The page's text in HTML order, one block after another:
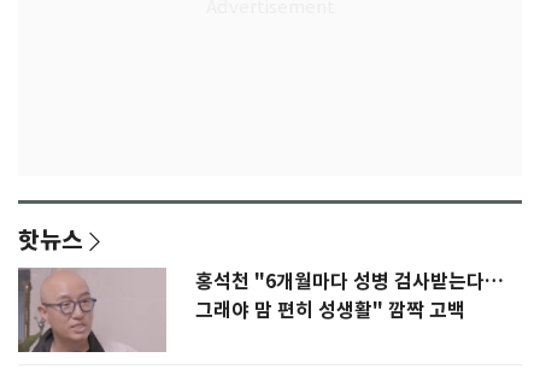
핫뉴스
홍석천 "6개월마다 성병 검사받는다…
그래야 맘 편히 성생활" 깜짝 고백